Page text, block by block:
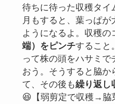
待ちに待った収穫タイ
月もすると、葉っぱ
ようになるよ。収穫の
端）をピンチすること
って株の頭をハサミ
おう。そうすると脇か
て、その後も繰り返し
😆【弱剪定で収穫→脇